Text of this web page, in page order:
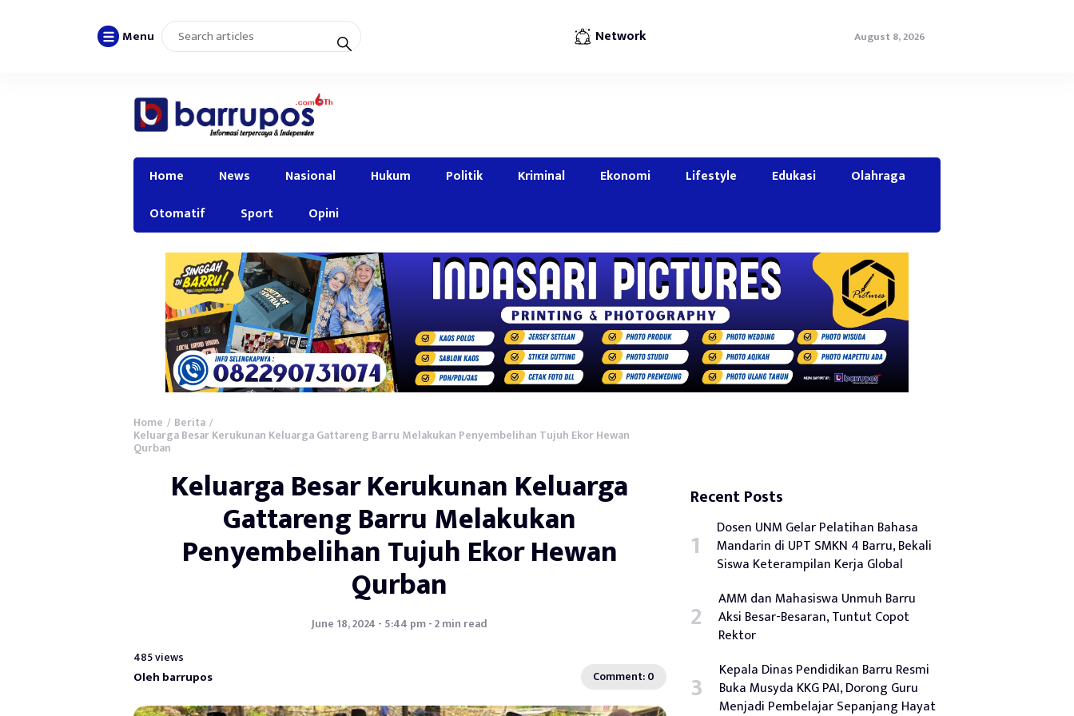
Menu Network August 8, 2026
Home News Nasional Hukum Politik Kriminal Ekonomi Lifestyle Edukasi
Olahraga
Otomatif
Sport Opini
Home / Berita /
Keluarga Besar Kerukunan Keluarga Gattareng Barru Melakukan Penyembelihan Tujuh Ekor Hewan
Qurban
Keluarga Besar Kerukunan Keluarga
Gattareng Barru Melakukan
Penyembelihan Tujuh Ekor Hewan
Qurban
June 18, 2024 - 5:44 pm - 2 min read
485 views
Oleh barrupos Comment: 0
Recent Posts
Dosen UNM Gelar Pelatihan Bahasa
Mandarin di UPT SMKN 4 Barru, Bekali
Siswa Keterampilan Kerja Global
AMM dan Mahasiswa Unmuh Barru
Aksi Besar-Besaran, Tuntut Copot
Rektor
Kepala Dinas Pendidikan Barru Resmi
Buka Musyda KKG PAI, Dorong Guru
Menjadi Pembelajar Sepanjang Hayat